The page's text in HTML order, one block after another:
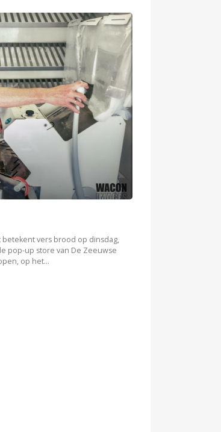
vers brood op dinsdag,
pop-up store van De Zeeuwse
op het...